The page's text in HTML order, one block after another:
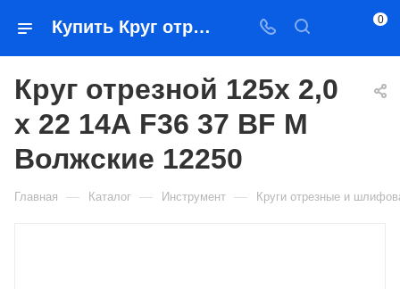
Купить Круг отрезной 125x 2,0 x 22 14А F36 37 BF M Волжские 12250 в Якутске — цена, характеристики, подбор | Востоктехторг 0
Круг отрезной 125x 2,0
x 22 14А F36 37 BF M
Волжские 12250
Главная — Каталог — Инструмент — Круги отрезные и